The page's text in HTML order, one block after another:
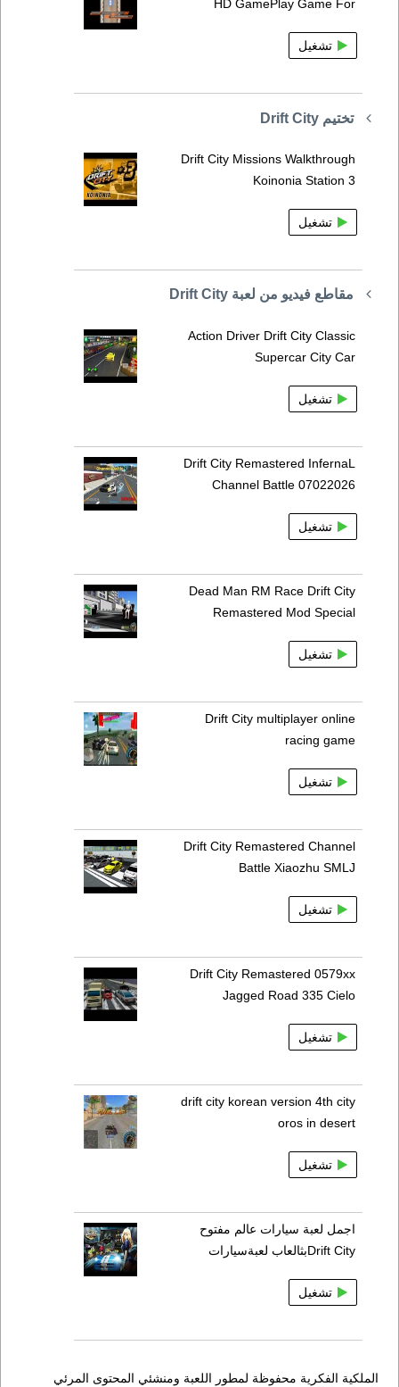
HD GamePlay Game For
تشغيل
تختيم Drift City
Drift City Missions Walkthrough
Koinonia Station 3
تشغيل
مقاطع فيديو من لعبة Drift City
Action Driver Drift City Classic
Supercar City Car
تشغيل
Drift City Remastered InfernaL
Channel Battle 07022026
تشغيل
Dead Man RM Race Drift City
Remastered Mod Special
تشغيل
Drift City multiplayer online
racing game
تشغيل
Drift City Remastered Channel
Battle Xiaozhu SMLJ
تشغيل
Drift City Remastered 0579xx
Jagged Road 335 Cielo
تشغيل
drift city korean version 4th city
oros in desert
تشغيل
اجمل لعبة سيارات عالم مفتوح
Drift Cityبثالعاب لعبةسيارات
تشغيل
الملكية الفكرية محفوظة لمطور اللعبة ومنشئي المحتوى المرئي